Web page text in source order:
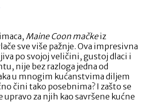
Maine
Zašto
su
postale
omiljeni
kućni
ljubimci?
Maine Coon mačkeiz
sve više pažnje. Ova impresivna
po svojoj veličini, gustoj dlaci i
nije bez razloga jedna od
u mnogim kućanstvima diljem
čini tako posebnima? I zašto se
upravo za njih kao savršene kućne